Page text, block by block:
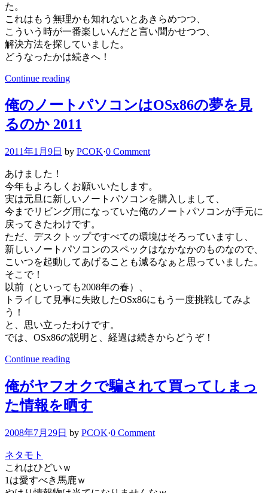
た。
これはもう無理かも知れないとあきらめつつ、
こういう時が一番楽しいんだと言い聞かせつつ、
解決方法を探していました。
どうなったかは続きへ！
Continue reading
俺のノートパソコンはOSx86の夢を見
るのか 2011
2011年1月9日 by PCOK·0 Comment
あけました！
今年もよろしくお願いいたします。
実は元旦に新しいノートパソコンを購入しまして、
今までリビング用になっていた俺のノートパソコンが手元に
戻ってきたわけです。
ただ、デスクトップですべての環境はそろっていますし、
新しいノートパソコンのスペックはなかなかのものなので、
こいつを起動してあげることも減るなぁと思っていました。
そこで！
以前（といっても2008年の春）、
トライして見事に失敗したOSx86にもう一度挑戦してみよ
う！
と、思い立ったわけです。
では、OSx86の説明と、経過は続きからどうぞ！
Continue reading
俺がヤフオクで騙されて買ってしまっ
た情報を晒す
2008年7月29日 by PCOK·0 Comment
ネタモト
これはひどいｗ
1は愛すべき馬鹿ｗ